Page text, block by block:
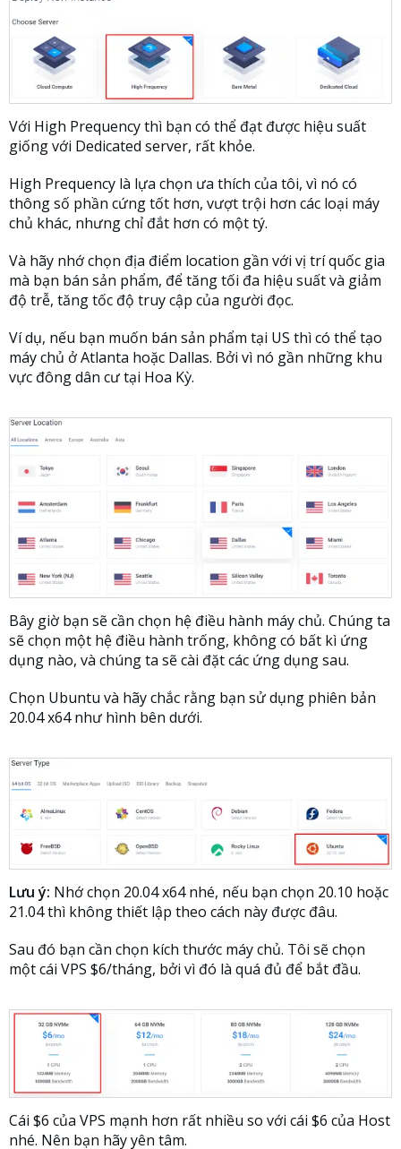
Với High Prequency thì bạn có thể đạt được hiệu suất
giống với Dedicated server, rất khỏe.
High Prequency là lựa chọn ưa thích của tôi, vì nó có
thông số phần cứng tốt hơn, vượt trội hơn các loại máy
chủ khác, nhưng chỉ đắt hơn có một tý.
Và hãy nhớ chọn địa điểm location gần với vị trí quốc gia
mà bạn bán sản phẩm, để tăng tối đa hiệu suất và giảm
độ trễ, tăng tốc độ truy cập của người đọc.
Ví dụ, nếu bạn muốn bán sản phẩm tại US thì có thể tạo
máy chủ ở Atlanta hoặc Dallas. Bởi vì nó gần những khu
vực đông dân cư tại Hoa Kỳ.
Bây giờ bạn sẽ cần chọn hệ điều hành máy chủ. Chúng ta
sẽ chọn một hệ điều hành trống, không có bất kì ứng
dụng nào, và chúng ta sẽ cài đặt các ứng dụng sau.
Chọn Ubuntu và hãy chắc rằng bạn sử dụng phiên bản
20.04 x64 như hình bên dưới.
Lưu ý: Nhớ chọn 20.04 x64 nhé, nếu bạn chọn 20.10 hoặc
21.04 thì không thiết lập theo cách này được đâu.
Sau đó bạn cần chọn kích thước máy chủ. Tôi sẽ chọn
một cái VPS $6/tháng, bởi vì đó là quá đủ để bắt đầu.
Cái $6 của VPS mạnh hơn rất nhiều so với cái $6 của Host
nhé. Nên bạn hãy yên tâm.